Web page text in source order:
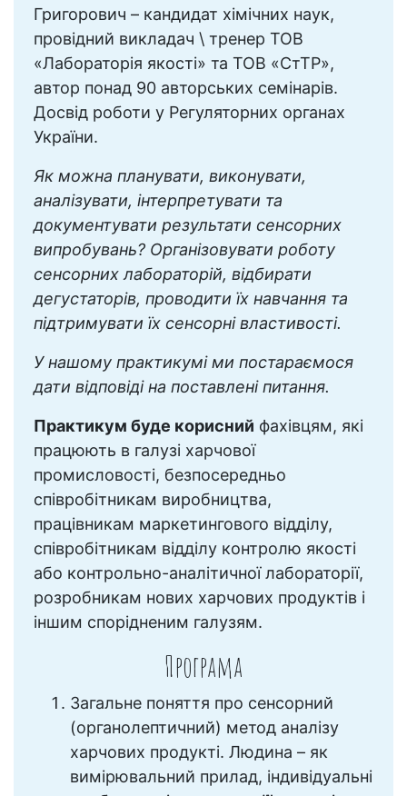
Григорович – кандидат хімічних наук,
провідний викладач \ тренер ТОВ
«Лабораторія якості» та ТОВ «СтТР»,
автор понад 90 авторських семінарів.
Досвід роботи у Регуляторних органах
України.
Як можна планувати, виконувати,
аналізувати, інтерпретувати та
документувати результати сенсорних
випробувань? Організовувати роботу
сенсорних лабораторій, відбирати
дегустаторів, проводити їх навчання та
підтримувати їх сенсорні властивості.
У нашому практикумі ми постараємося
дати відповіді на поставлені питання.
Практикум буде корисний фахівцям, які
працюють в галузі харчової
промисловості, безпосередньо
співробітникам виробництва,
працівникам маркетингового відділу,
співробітникам відділу контролю якості
або контрольно-аналітичної лабораторії,
розробникам нових харчових продуктів і
іншим спорідненим галузям.
Програма
Загальне поняття про сенсорний
(органолептичний) метод аналізу
харчових продукті. Людина – як
вимірювальний прилад, індивідуальні